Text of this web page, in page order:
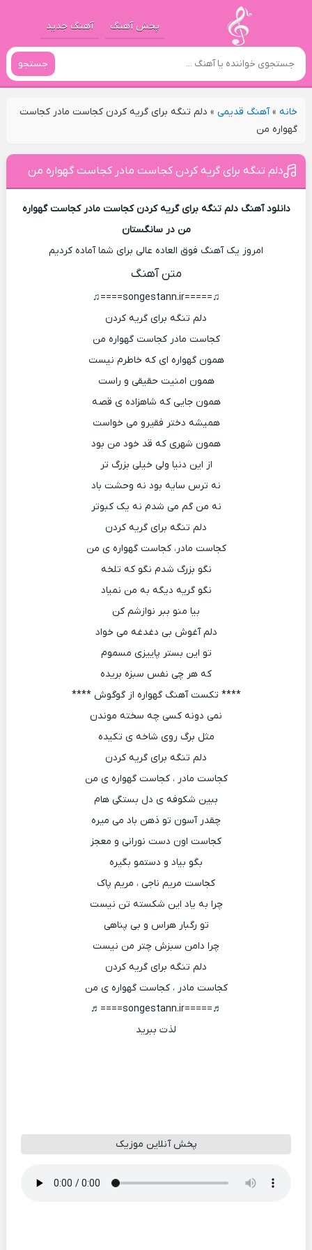
پخش آهنگ آهنگ جدید
جستجو
خانه»آهنگ قدیمی» دلم تنگه برای گریه کردن کجاست مادر کجاست
گهواره من
دلم تنگه برای گریه کردن کجاست مادر کجاست گهواره من
دانلود آهنگ دلم تنگه برای گریه کردن کجاست مادر کجاست گهواره
من در سانگستان
امروز یک آهنگ فوق العاده عالی برای شما آماده کردیم
متن آهنگ
♫=====songestann.ir====♫
دلم تنگه برای گریه کردن
کجاست مادر کجاست گهواره من
همون گهواره ای که خاطرم نیست
همون امنیت حقیقی و راست
همون جایی که شاهزاده ی قصه
همیشه دختر فقیرو می خواست
همون شهری که قد خود من بود
از این دنیا ولی خیلی بزرگ تر
نه ترس سایه بود نه وحشت باد
نه من گم می شدم نه یک کبوتر
دلم تنگه برای گریه کردن
کجاست مادر، کجاست گهواره ی من
نگو بزرگ شدم نگو که تلخه
نگو گریه دیگه به من نمیاد
بیا منو ببر نوازشم کن
دلم آغوش بی دغدغه می خواد
تو این بستر پاییزی مسموم
که هر چی نفس سبزه بریده
**** تکست آهنگ گهواره از گوگوش ****
نمی دونه کسی چه سخته موندن
مثل برگ روی شاخه ی تکیده
دلم تنگه برای گریه کردن
کجاست مادر ، کجاست گهواره ی من
ببین شکوفه ی دل بستگی هام
چقدر آسون تو ذهن باد می میره
کجاست اون دست نورانی و معجز
بگو بیاد و دستمو بگیره
کجاست مریم ناجی ، مریم پاک
چرا به یاد این شکسته تن نیست
تو رگبار هراس و بی پناهی
چرا دامن سبزش چتر من نیست
دلم تنگه برای گریه کردن
کجاست مادر ، کجاست گهواره ی من
♬=====songestann.ir====♬
لذت ببرید
پخش آنلاین موزیک